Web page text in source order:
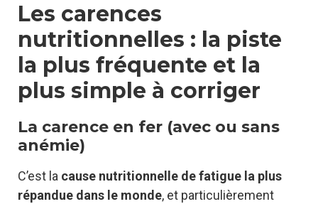
Les carences
nutritionnelles : la piste
la plus fréquente et la
plus simple à corriger
La carence en fer (avec ou sans
anémie)
C’est la cause nutritionnelle de fatigue la plus
répandue dans le monde, et particulièrement